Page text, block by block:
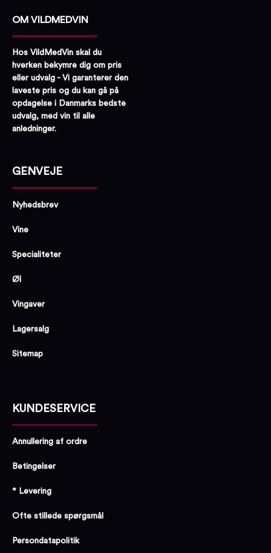
OM VILDMEDVIN
Hos VildMedVin skal du
hverken bekymre dig om pris
eller udvalg - Vi garanterer den
laveste pris og du kan gå på
opdagelse i Danmarks bedste
udvalg, med vin til alle
anledninger.
GENVEJE
Nyhedsbrev
Vine
Specialiteter
Øl
Vingaver
Lagersalg
Sitemap
KUNDESERVICE
Annullering af ordre
Betingelser
* Levering
Ofte stillede spørgsmål
Persondatapolitik